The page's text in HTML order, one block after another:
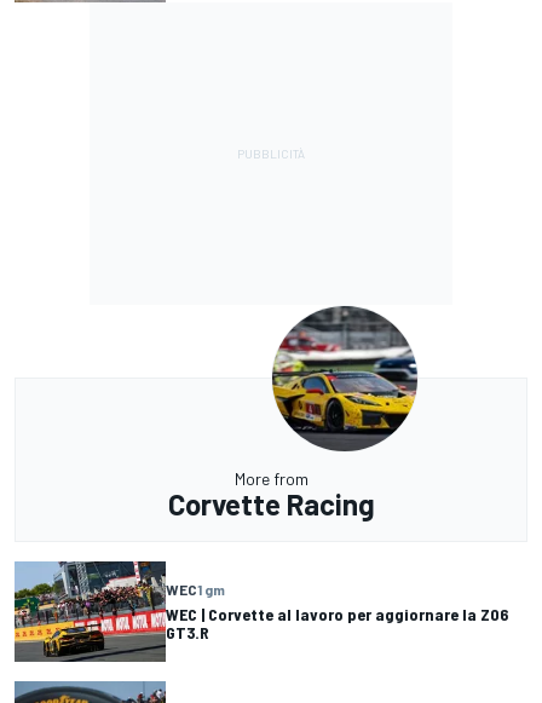
More from
Corvette Racing
WEC1 gm
WEC | Corvette al lavoro per aggiornare la Z06
GT3.R